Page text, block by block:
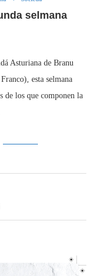
selmana
Asturiana de Branu
esta selmana
de los que componen la